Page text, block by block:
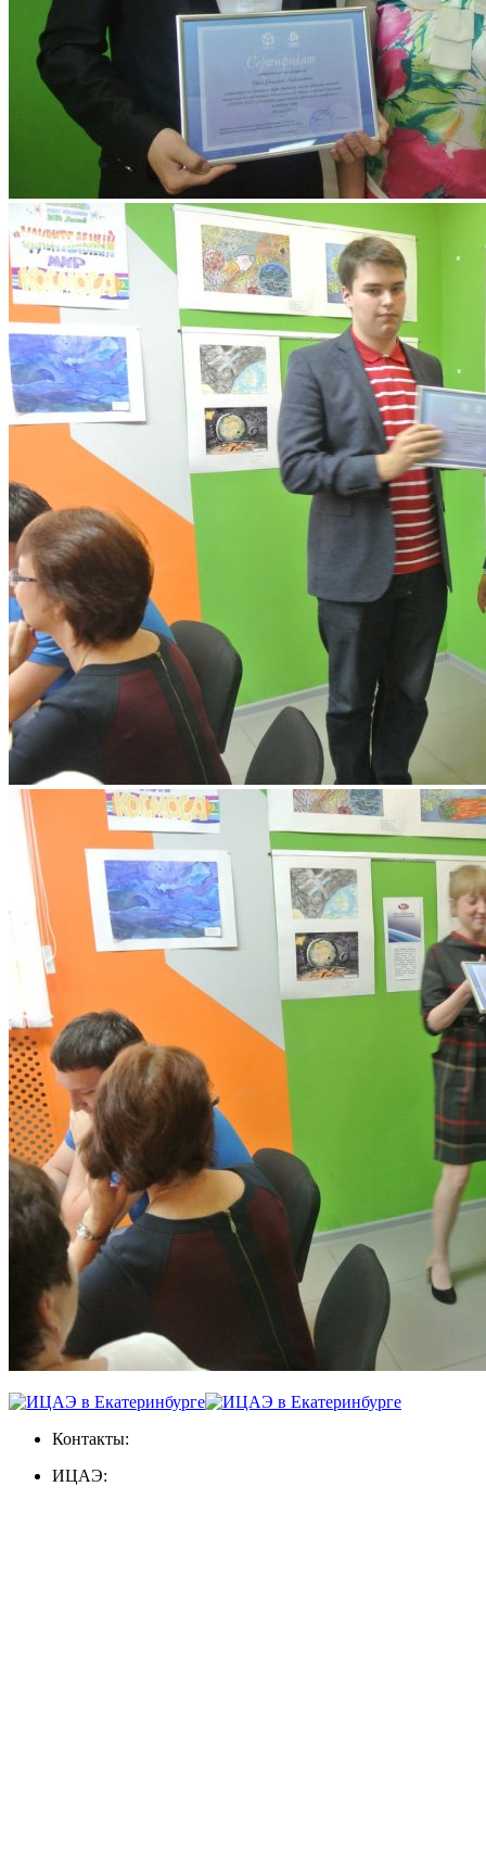
Контакты:
ИЦАЭ: